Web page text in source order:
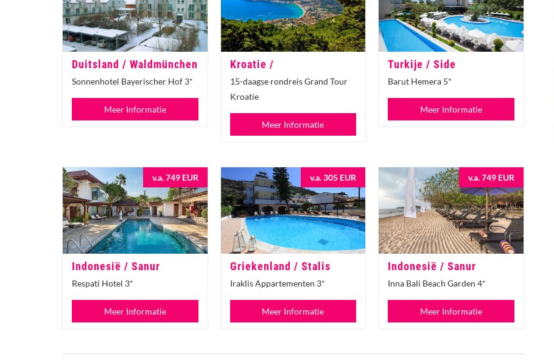
Duitsland / Waldmünchen
Sonnenhotel Bayerischer Hof 3*
Meer Informatie
Kroatie /
15-daagse rondreis Grand Tour
Kroatie
Meer Informatie
Turkije / Side
Barut Hemera 5*
Meer Informatie
v.a. 749 EUR
Indonesië / Sanur
Respati Hotel 3*
Meer Informatie
v.a. 305 EUR
Griekenland / Stalis
Iraklis Appartementen 3*
Meer Informatie
v.a. 749 EUR
Indonesië / Sanur
Inna Bali Beach Garden 4*
Meer Informatie